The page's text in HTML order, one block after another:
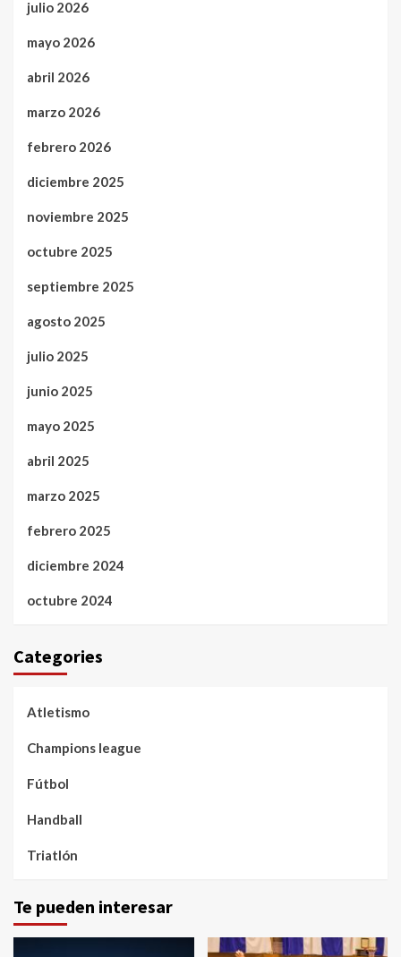
julio 2026
mayo 2026
abril 2026
marzo 2026
febrero 2026
diciembre 2025
noviembre 2025
octubre 2025
septiembre 2025
agosto 2025
julio 2025
junio 2025
mayo 2025
abril 2025
marzo 2025
febrero 2025
diciembre 2024
octubre 2024
Categories
Atletismo
Champions league
Fútbol
Handball
Triatlón
Te pueden interesar